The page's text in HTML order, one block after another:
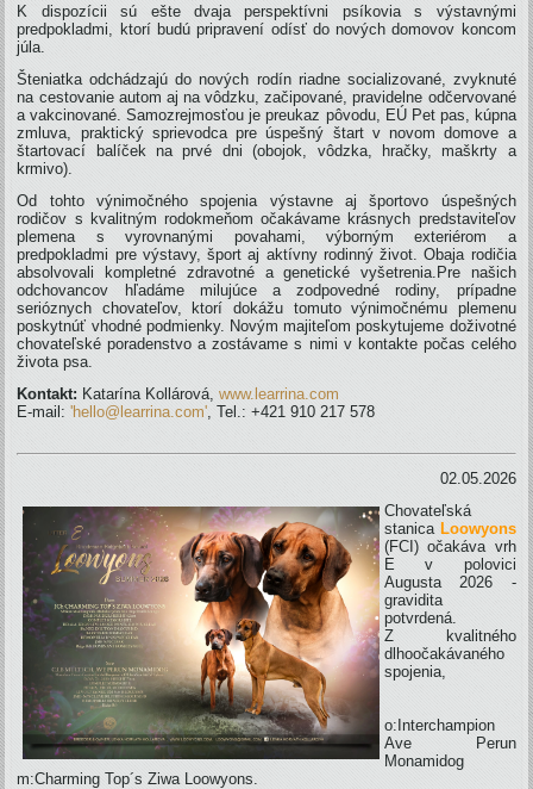
K dispozícii sú ešte dvaja perspektívni psíkovia s výstavnými
predpokladmi, ktorí budú pripravení odísť do nových domovov koncom
júla.
Šteniatka odchádzajú do nových rodín riadne socializované, zvyknuté
na cestovanie autom aj na vôdzku, začipované, pravidelne odčervované
a vakcinované. Samozrejmosťou je preukaz pôvodu, EÚ Pet pas, kúpna
zmluva, praktický sprievodca pre úspešný štart v novom domove a
štartovací balíček na prvé dni (obojok, vôdzka, hračky, maškrty a
krmivo).
Od tohto výnimočného spojenia výstavne aj športovo úspešných
rodičov s kvalitným rodokmeňom očakávame krásnych predstaviteľov
plemena s vyrovnanými povahami, výborným exteriérom a
predpokladmi pre výstavy, šport aj aktívny rodinný život. Obaja rodičia
absolvovali kompletné zdravotné a genetické vyšetrenia.Pre našich
odchovancov hľadáme milujúce a zodpovedné rodiny, prípadne
serióznych chovateľov, ktorí dokážu tomuto výnimočnému plemenu
poskytnúť vhodné podmienky. Novým majiteľom poskytujeme doživotné
chovateľské poradenstvo a zostávame s nimi v kontakte počas celého
života psa.
Kontakt: Katarína Kollárová,www.learrina.com
E-mail:'hello@learrina.com' , Tel.: +421 910 217 578
02.05.2026
Chovateľská
stanica Loowyons
(FCI) očakáva vrh
E v polovici
Augusta 2026 -
gravidita
potvrdená.
Z kvalitného
dlhoočakávaného
spojenia,
o:Interchampion
Ave Perun
Monamidog
m:Charming Top´s Ziwa Loowyons.